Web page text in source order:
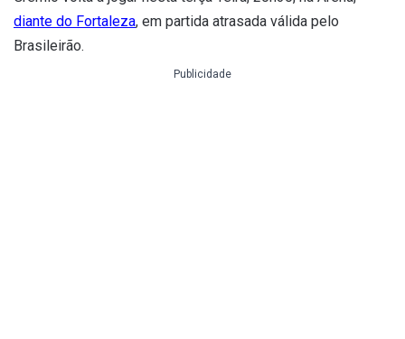
diante do Fortaleza, em partida atrasada válida pelo
Brasileirão.
Publicidade